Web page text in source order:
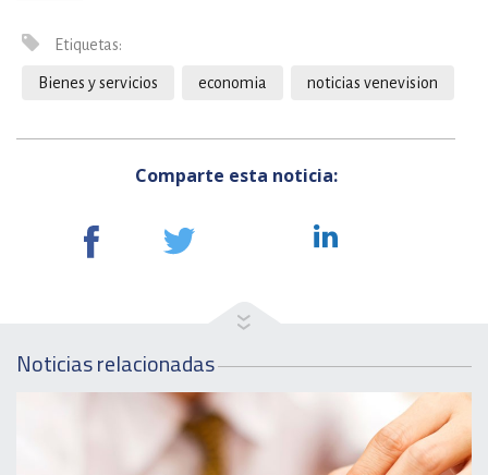
Etiquetas:
Bienes y servicios economia noticias venevision
Comparte esta noticia:
Noticias relacionadas